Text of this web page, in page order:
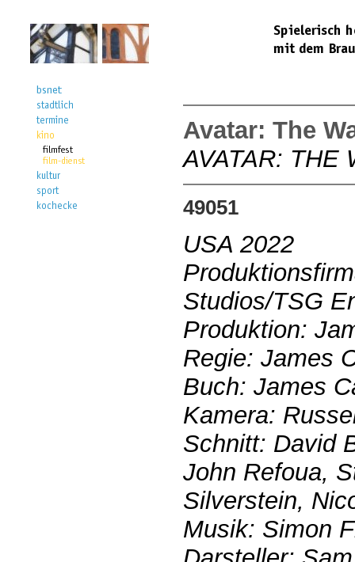
Avatar: The
AVATAR: THE
49051
USA 2022
Studios/TSG
Produktion:
Regie: James
Buch: James
Kamera:
Schnitt: David
John Refoua,
Silverstein,
Musik: Simon